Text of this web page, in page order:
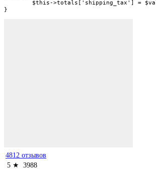
}
4812 отзывов
5 ★ 3988